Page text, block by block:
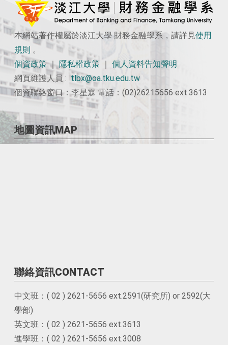
本網站著作權屬於淡江大學 財務金融學系，請詳見使用
規則 。
個資政策｜隱私權政策
個人資料告知聲明
網頁維護人員 :tlbx@oa.tku.edu.tw
個資聯絡窗口：李星霖 電話：(02)26215656 ext.3613
地圖資訊MAP
聯絡資訊CONTACT
中文班：( 02 ) 2621-5656 ext.2591(研究所) or 2592(大
學部)
英文班：( 02 ) 2621-5656 ext.3613
進學班：( 02 ) 2621-5656 ext.3008